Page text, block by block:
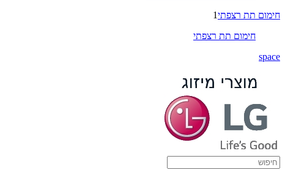
חימום תת רצפתי1
חימום תת רצפתי
space